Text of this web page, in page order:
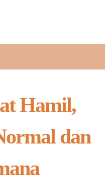
Hamil,
dan